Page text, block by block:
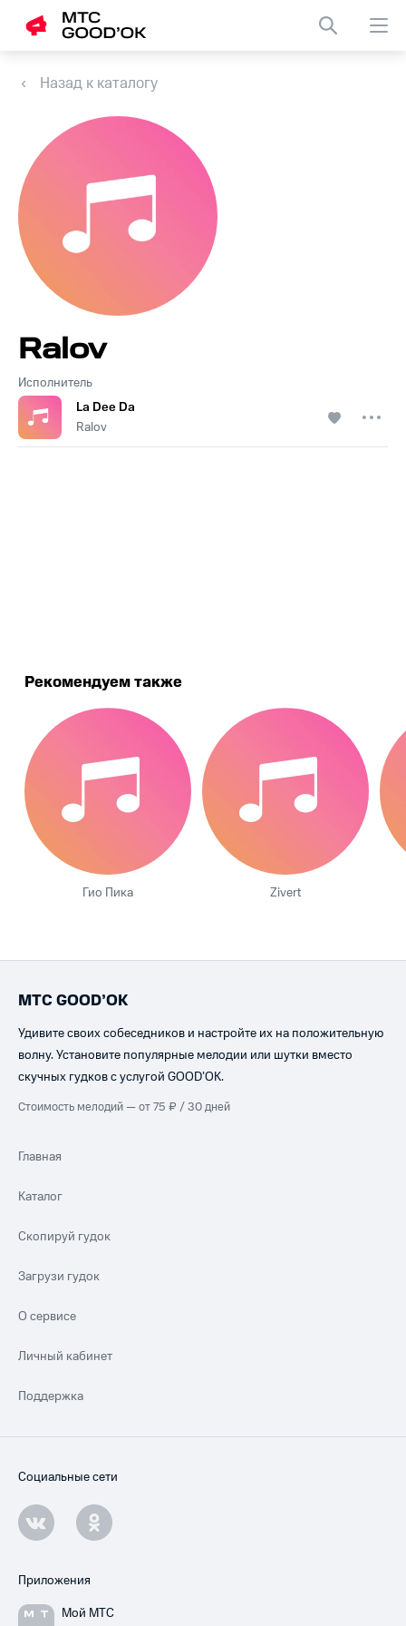
Назад к каталогу
Исполнитель
Ralov
La Dee Da
Ralov
Рекомендуем также
Гио Пика Zivert
МТС GOOD’OK
Удивите своих собеседников и настройте их на положительную
волну. Установите популярные мелодии или шутки вместо
скучных гудков с услугой GOOD’OK.
Стоимость мелодий — от 75 ₽ / 30 дней
Главная
Каталог
Скопируй гудок
Загрузи гудок
О сервисе
Личный кабинет
Поддержка
Социальные сети
Приложения
Мой МТС